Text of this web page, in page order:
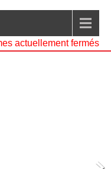
actuellement fermés